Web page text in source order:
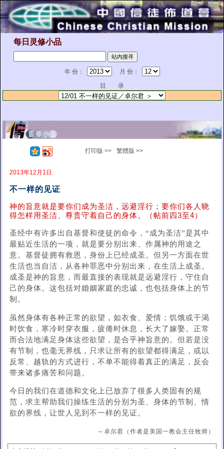
每日灵修小品
年 份：
月 份：
目 录
打印版 >> 繁體版 >>
2013年12月1日
不一样的见证
神的旨意就是要你们成为圣洁，远避淫行；要你们各人晓
得怎样用圣洁、尊贵守着自己的身体。（帖前四3至4）
圣经中有许多出自基督和使徒的命令，“成为圣洁”是其中
最贴近生活的一项，就是要分别出来、作属神的用途之
意。基督徒拥有救恩，身份上已经成圣。但另一方面在世
生活也当自洁，从各种罪恶中分别出来，在生活上成圣。
成圣是神的旨意，而最直接的表现就是远避淫行，守住自
己的身体。这包括对婚姻家庭的忠诚，也包括身体上的节
制。
虽然身体有各种正常的欲望，如衣食、爱情；饥饿或干渴
时饮食，寒冷时穿衣服，疲​​倦时休息，长大了嫁娶。正常
而合法地满足身体这些欲望，是合乎神旨意的。但若是没
有节制，也毫无界线，只求让所有的欲望都得满足，或以
反常、越轨的方式进行，不单不能得着真正的满足，反会
带来诸多痛苦和问题。
今日的我们在道德和文化上已放弃了很多人类固有的规
范，求主帮助我们操练生活的分别为圣、身体的节制、情
欲的界线，让世人见到不一样的见证。
～卓尔君（作者是美国一教会主任牧师）